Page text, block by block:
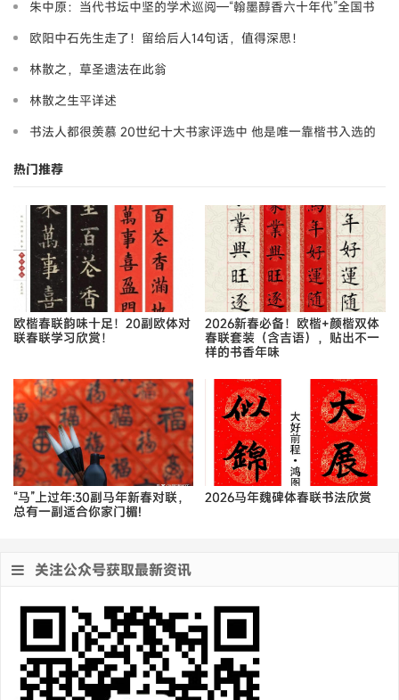
朱中原：当代书坛中坚的学术巡阅—“翰墨醇香六十年代”全国书
法名家学术邀请展述评
欧阳中石先生走了！留给后人14句话，值得深思！
林散之，草圣遗法在此翁
林散之生平详述
书法人都很羡慕 20世纪十大书家评选中 他是唯一靠楷书入选的
热门推荐
欧楷春联韵味十足！20副欧体对
联春联学习欣赏！
2026新春必备！欧楷+颜楷双体
春联套装（含吉语），贴出不一
样的书香年味
“马”上过年:30副马年新春对联，
总有一副适合你家门楣!
2026马年魏碑体春联书法欣赏
关注公众号获取最新资讯